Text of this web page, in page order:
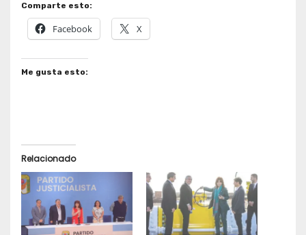
Comparte esto:
Facebook X
Me gusta esto:
Relacionado